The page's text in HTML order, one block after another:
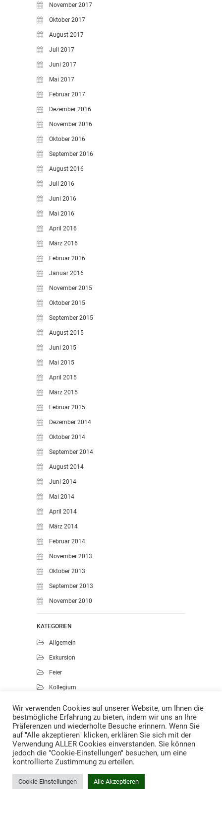
November 2017
Oktober 2017
August 2017
Juli 2017
Juni 2017
Mai 2017
Februar 2017
Dezember 2016
November 2016
Oktober 2016
September 2016
August 2016
Juli 2016
Juni 2016
Mai 2016
April 2016
März 2016
Februar 2016
Januar 2016
November 2015
Oktober 2015
September 2015
August 2015
Juni 2015
Mai 2015
April 2015
März 2015
Februar 2015
Dezember 2014
Oktober 2014
September 2014
August 2014
Juni 2014
Mai 2014
April 2014
März 2014
Februar 2014
November 2013
Oktober 2013
September 2013
November 2010
KATEGORIEN
Allgemein
Exkursion
Feier
Kollegium
Musik
Projekte
Sport
Wir verwenden Cookies auf unserer Website, um Ihnen die
bestmögliche Erfahrung zu bieten, indem wir uns an Ihre
Präferenzen und wiederholte Besuche erinnern. Wenn Sie
auf "Alle akzeptieren" klicken, erklären Sie sich mit der
Verwendung ALLER Cookies einverstanden. Sie können
jedoch die "Cookie-Einstellungen" besuchen, um eine
kontrollierte Zustimmung zu erteilen.
Cookie Einstellungen Alle Akzeptieren